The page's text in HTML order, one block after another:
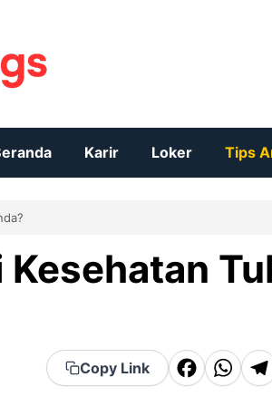
Karir Loker Tips
Copy Link
F
a
W
h
T
el